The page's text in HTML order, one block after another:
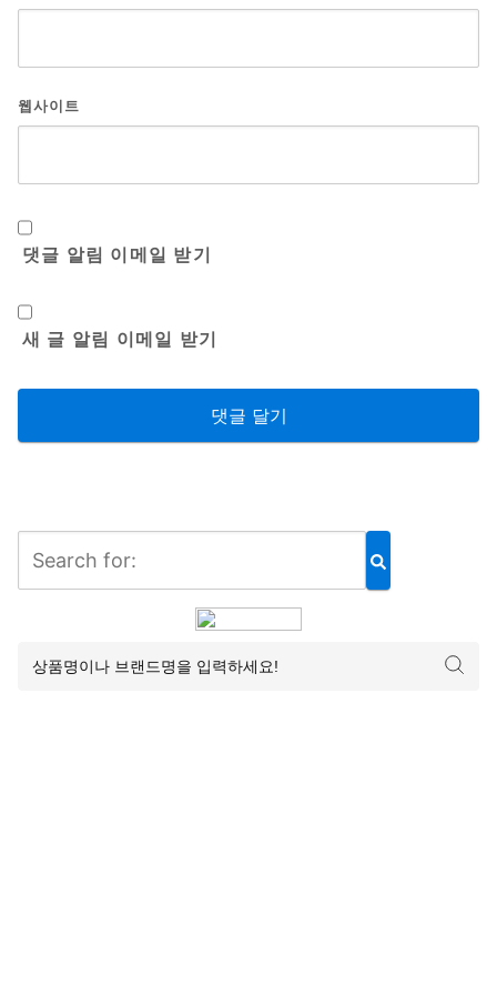
웹사이트
댓글 알림 이메일 받기
새 글 알림 이메일 받기